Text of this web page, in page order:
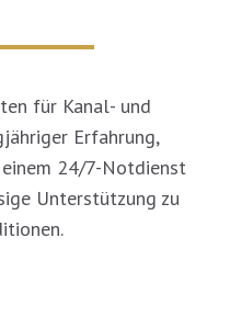
für Kanal- und
Erfahrung,
24/7-Notdienst
Unterstützung zu